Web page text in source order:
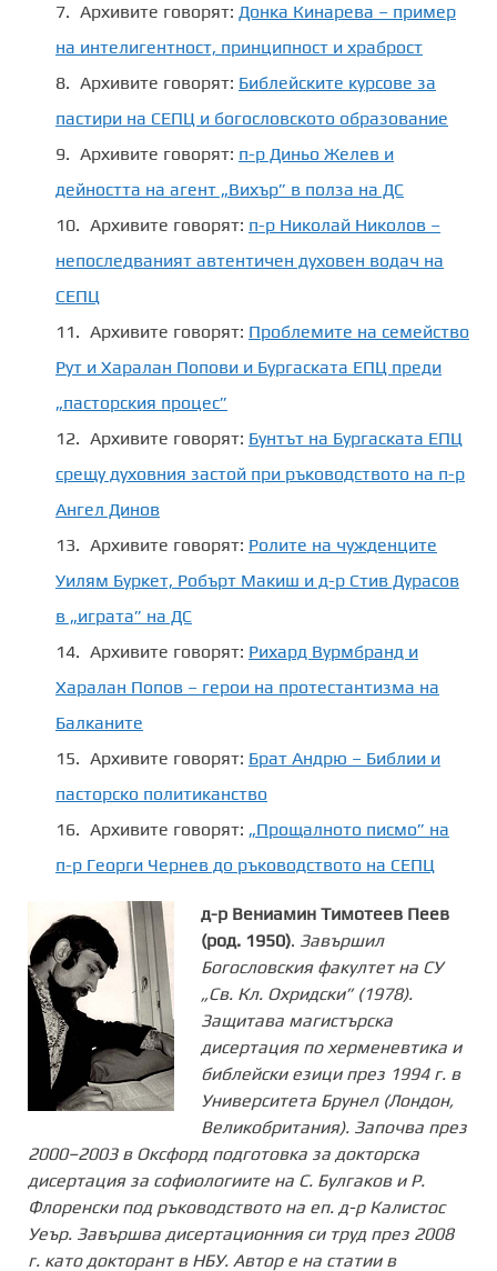
Архивите говорят: Донка Кинарева – пример
на интелигентност, принципност и храброст
Архивите говорят: Библейските курсове за
пастири на СЕПЦ и богословското образование
Архивите говорят: п-р Диньо Желев и
дейността на агент „Вихър” в полза на ДС
Архивите говорят: п-р Николай Николов –
непоследваният автентичен духовен водач на
СЕПЦ
Архивите говорят: Проблемите на семейство
Рут и Харалан Попови и Бургаската ЕПЦ преди
„пасторския процес”
Архивите говорят: Бунтът на Бургаската ЕПЦ
срещу духовния застой при ръководството на п-р
Ангел Динов
Архивите говорят: Ролите на чужденците
Уилям Буркет, Робърт Макиш и д-р Стив Дурасов
в „играта” на ДС
Архивите говорят: Рихард Вурмбранд и
Харалан Попов – герои на протестантизма на
Балканите
Архивите говорят: Брат Андрю – Библии и
пасторско политиканство
Архивите говорят: „Прощалното писмо” на
п-р Георги Чернев до ръководството на СЕПЦ
д-р Вениамин Тимотеев Пеев
(род. 1950). Завършил
Богословския факултет на СУ
„Св. Кл. Охридски” (1978).
Защитава магистърска
дисертация по херменевтика и
библейски езици през 1994 г. в
Университета Брунел (Лондон,
Великобритания). Започва през
2000–2003 в Оксфорд подготовка за докторска
дисертация за софиологиите на С. Булгаков и P.
Флоренски под ръководството на еп. д-р Калистос
Уеър. Завършва дисертационния си труд през 2008
г. като докторант в НБУ. Автор е на статии в